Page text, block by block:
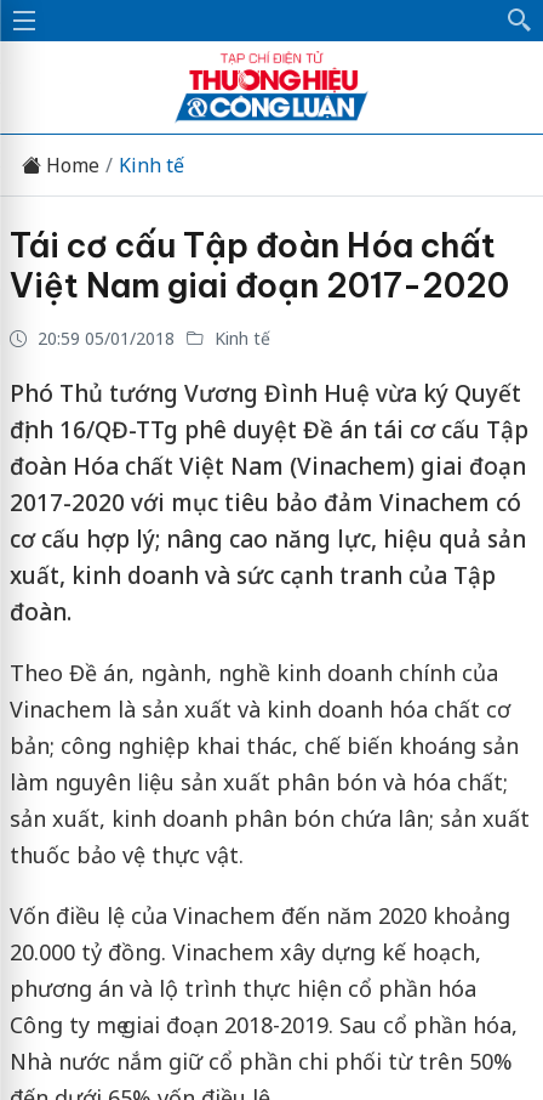
Home Kinh tế
Tái cơ cấu Tập đoàn Hóa chất
Việt Nam giai đoạn 2017-2020
20:59 05/01/2018 Kinh tế
Phó Thủ tướng Vương Đình Huệ vừa ký Quyết
định 16/QĐ-TTg phê duyệt Đề án tái cơ cấu Tập
đoàn Hóa chất Việt Nam (Vinachem) giai đoạn
2017-2020 với mục tiêu bảo đảm Vinachem có
cơ cấu hợp lý; nâng cao năng lực, hiệu quả sản
xuất, kinh doanh và sức cạnh tranh của Tập
đoàn.
Theo Đề án, ngành, nghề kinh doanh chính của
Vinachem là sản xuất và kinh doanh hóa chất cơ
bản; công nghiệp khai thác, chế biến khoáng sản
làm nguyên liệu sản xuất phân bón và hóa chất;
sản xuất, kinh doanh phân bón chứa lân; sản xuất
thuốc bảo vệ thực vật.
Vốn điều lệ của Vinachem đến năm 2020 khoảng
20.000 tỷ đồng. Vinachem xây dựng kế hoạch,
phương án và lộ trình thực hiện cổ phần hóa
Công ty mẹ giai đoạn 2018-2019. Sau cổ phần hóa,
Nhà nước nắm giữ cổ phần chi phối từ trên 50%